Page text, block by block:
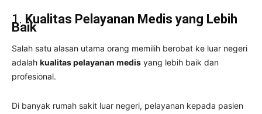
1. Kualitas Pelayanan Medis yang Lebih
Baik
Salah satu alasan utama orang memilih berobat ke luar negeri
adalah kualitas pelayanan medis yang lebih baik dan
profesional.
Di banyak rumah sakit luar negeri, pelayanan kepada pasien